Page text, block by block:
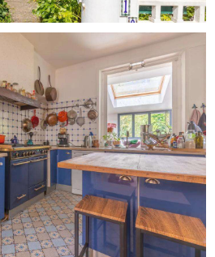
à l'espace nuit avec quatre
une salle d'eau et des
permet d'accueillir
famille ou de disposer de
au télétravail.
pièce aménagée d'environ 40
possibilités : salle de jeux,
ou activité indépendante
Une buanderie et un atelier